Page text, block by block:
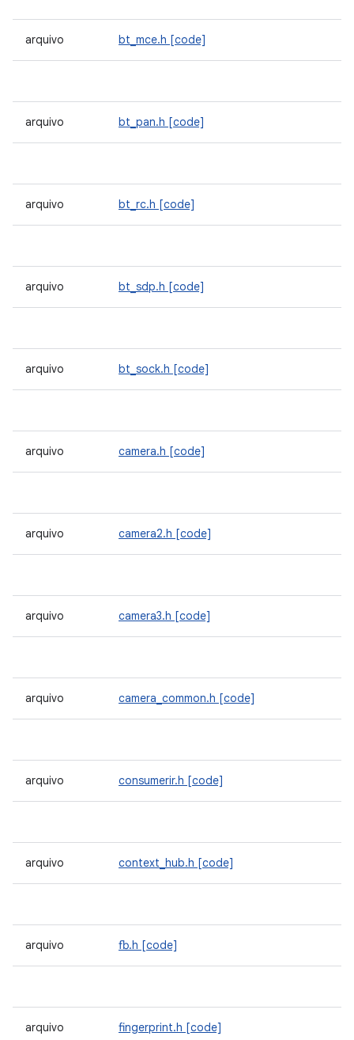
arquivo bt_mce.h [code]
arquivo bt_pan.h [code]
arquivo bt_rc.h [code]
arquivo bt_sdp.h [code]
arquivo bt_sock.h [code]
arquivo camera.h [code]
arquivo camera2.h [code]
arquivo camera3.h [code]
arquivo camera_common.h [code]
arquivo consumerir.h [code]
arquivo context_hub.h [code]
arquivo fb.h [code]
arquivo fingerprint.h [code]